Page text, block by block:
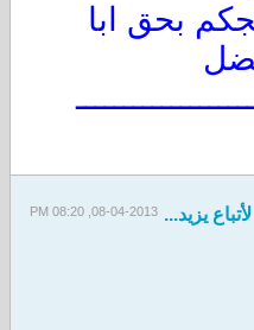
بحق ابا
لأتباع يزيد... 08-04-2013, 08:20 PM